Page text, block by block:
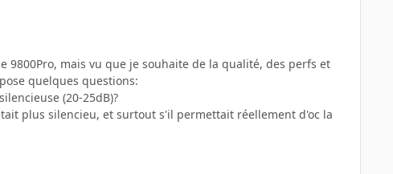
mais vu que je souhaite de la qualité, des perfs et
quelques questions:
(20-25dB)?
plus silencieu, et surtout s'il permettait réellement d'oc la